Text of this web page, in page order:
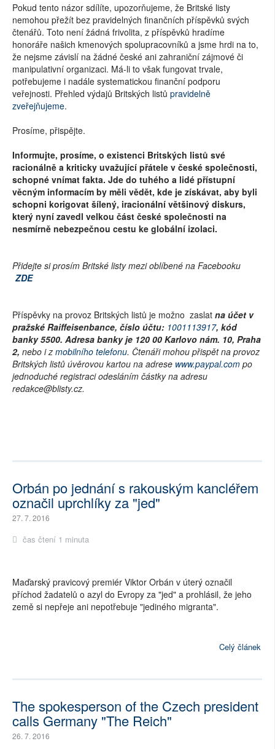
Pokud tento názor sdílíte, upozorňujeme, že Britské listy
nemohou přežít bez pravidelných finančních příspěvků svých
čtenářů. Toto není žádná frivolita, z příspěvků hradíme
honoráře našich kmenových spolupracovníků a jsme hrdi na to,
že nejsme závislí na žádné české ani zahraniční zájmové či
manipulativní organizaci. Má-li to však fungovat trvale,
potřebujeme i nadále systematickou finanční podporu
veřejnosti. Přehled výdajů Britských listů pravidelně
zveřejňujeme.
Prosíme, přispějte.
Informujte, prosíme, o existenci Britských listů své
racionálně a kriticky uvažující přátele v české společnosti,
schopné vnímat fakta. Jde do tuhého a lidé přístupní
věcným informacím by měli vědět, kde je získávat, aby byli
schopni korigovat šílený, iracionální většinový diskurs,
který nyní zavedl velkou část české společnosti na
nesmírně nebezpečnou cestu ke globální izolaci.
Přidejte si prosím Britské listy mezi oblíbené na Facebooku
ZDE
Příspěvky na provoz Britských listů je možno zaslat na účet v
pražské Raiffeisenbance, číslo účtu: 1001113917, kód
banky 5500. Adresa banky je 120 00 Karlovo nám. 10, Praha
2, nebo i z mobilního telefonu. Čtenáři mohou přispět na provoz
Britských listů úvěrovou kartou na adrese www.paypal.com po
jednoduché registraci odesláním částky na adresu
redakce@blisty.cz.
Orbán po jednání s rakouským kancléřem
označil uprchlíky za "jed"
27. 7. 2016
čas čtení 1 minuta
Maďarský pravicový premiér Viktor Orbán v úterý označil
příchod žadatelů o azyl do Evropy za "jed" a prohlásil, že jeho
země si nepřeje ani nepotřebuje "jediného migranta".
Celý článek
The spokesperson of the Czech president
calls Germany "The Reich"
26. 7. 2016